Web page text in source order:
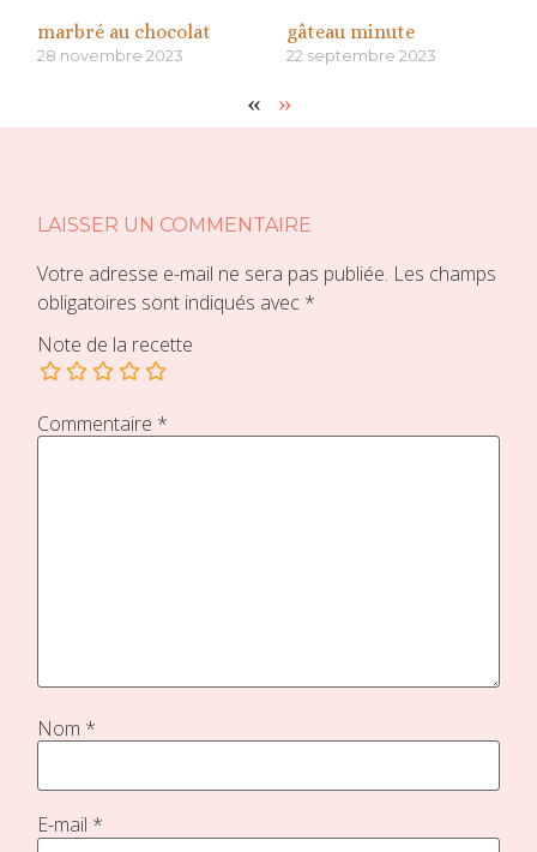
marbré au chocolat
28 novembre 2023
gâteau minute
22 septembre 2023
« »
LAISSER UN COMMENTAIRE
Votre adresse e-mail ne sera pas publiée. Les champs
obligatoires sont indiqués avec *
Note de la recette
Commentaire *
Nom *
E-mail *